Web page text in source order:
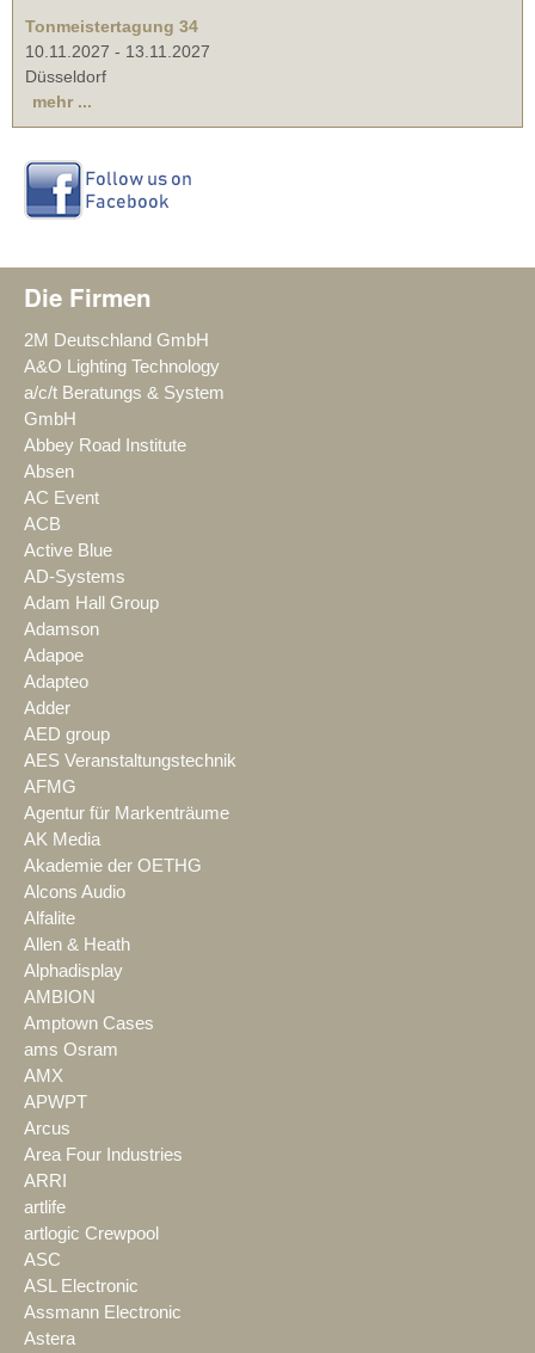
Tonmeistertagung 34
10.11.2027 - 13.11.2027
Düsseldorf
mehr ...
Die Firmen
2M Deutschland GmbH
A&O Lighting Technology
a/c/t Beratungs & System
GmbH
Abbey Road Institute
Absen
AC Event
ACB
Active Blue
AD-Systems
Adam Hall Group
Adamson
Adapoe
Adapteo
Adder
AED group
AES Veranstaltungstechnik
AFMG
Agentur für Markenträume
AK Media
Akademie der OETHG
Alcons Audio
Alfalite
Allen & Heath
Alphadisplay
AMBION
Amptown Cases
ams Osram
AMX
APWPT
Arcus
Area Four Industries
ARRI
artlife
artlogic Crewpool
ASC
ASL Electronic
Assmann Electronic
Astera